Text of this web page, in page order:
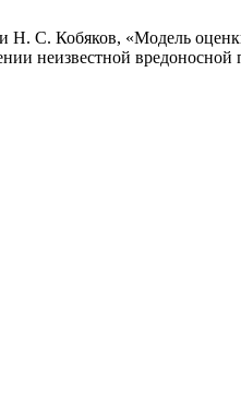
С. Кобяков, «Модель
неизвестной